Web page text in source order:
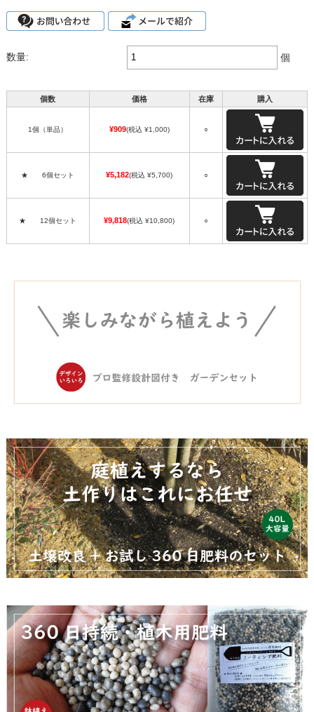
数量: 個
個数 価格 在庫 購入
1個（単品） ¥909(税込 ¥1,000) ○
★ 6個セット ¥5,182(税込 ¥5,700) ○
★ 12個セット ¥9,818(税込 ¥10,800) ○